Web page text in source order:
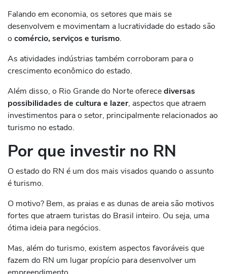
Falando em economia, os setores que mais se
desenvolvem e movimentam a lucratividade do estado são
o comércio, serviços e turismo.
As atividades indústrias também corroboram para o
crescimento econômico do estado.
Além disso, o Rio Grande do Norte oferecediversas
possibilidades de cultura e lazer, aspectos que atraem
investimentos para o setor, principalmente relacionados ao
turismo no estado.
Por que investir no RN
O estado do RN é um dos mais visados quando o assunto
é turismo.
O motivo? Bem, as praias e as dunas de areia são motivos
fortes que atraem turistas do Brasil inteiro. Ou seja, uma
ótima ideia para negócios.
Mas, além do turismo, existem aspectos favoráveis que
fazem do RN um lugar propício para desenvolver um